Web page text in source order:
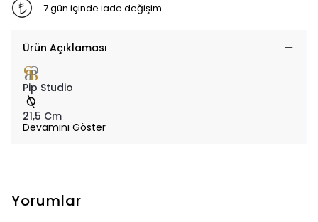
7 gün içinde iade değişim
Ürün Açıklaması
Pip Studio
21,5 Cm
Devamını Göster
Yorumlar